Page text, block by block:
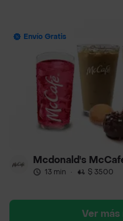
Envío Gratis
Mcdonald's
13 min · $ 3500
Ver